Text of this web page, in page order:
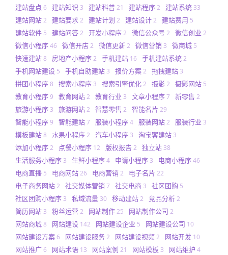
建站盘点 6 建站知识 3 建站科普21 建站程序2 建站系统 33
建站网站2 建站要求2 建站计划 2 建站设计2 建站费用 5
建站软件 5 建站问答2 开发小程序2 微信公众号 2 微信创业 2
微信小程序46 微信开店2 微信更新2 微信营销 3 微商城 5
快速建站8 房地产小程序2 手机建站 16 手机建站系统2
手机网站建设 5 手机自助建站 3 报价方案2 拖拽建站 3
拼团小程序8 搜索小程序 3 搜索引擎优化2 摄影2 摄影网站 5
教育小程序9 教育网站2 教育行业 3 文章小程序7 新零售 2
旅游小程序 3 旅游网站2 智慧零售 2 智能名片 29
智能小程序9 智能建站7 服装小程序4 服装网站2 服装行业 3
模板建站8 水果小程序2 汽车小程序 3 淘宝客建站 3
添加小程序2 点餐小程序 12 版权报告2 独立站 38
生活服务小程序 3 生鲜小程序4 申请小程序 3 电商小程序46
电商直播 5 电商网站26 电商营销 2 电子名片 22
电子商务网站2 社交媒体营销 7 社交电商 3 社区团购 5
社区团购小程序 3 私域流量 30 移动建站2 竞品分析2
简历网站 3 粉丝运营2 网站制作25 网站制作公司 2
网站商城8 网站建设 142 网站建设企业 5 网站建设公司 10
网站建设方案6 网站建设服务2 网站建设视频2 网站开发 10
网站推广6 网站术语 13 网站案例 21 网站模板 3 网站维护 4